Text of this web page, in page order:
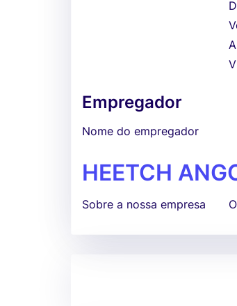
Empregador
Nome do empregador
HEETCH
Sobre a nossa empresa